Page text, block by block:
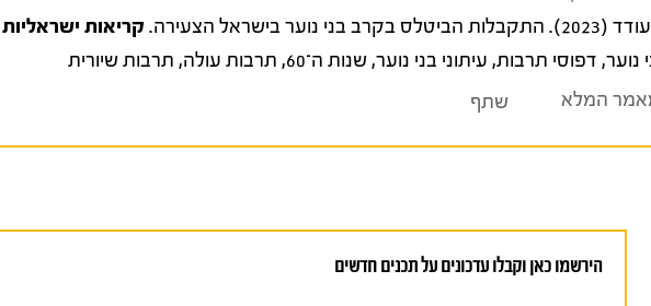
נוער בישראל הצעירה. קריאות ישראליות
נוער, דפוסי תרבות, עיתוני בני נוער,שנות ה־60 , תרבות עולה, תרבות שיורית
המלא שתף
הירשמו כאן וקבלו עדכונים על תכנים חדשים